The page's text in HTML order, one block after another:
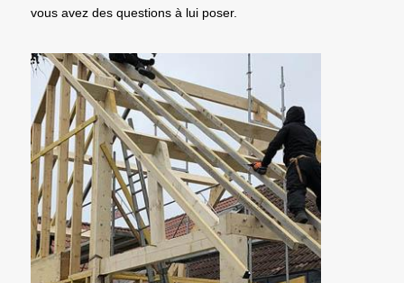
vous avez des questions à lui poser.